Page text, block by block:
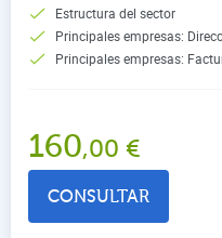
Estructura del sector
Principales empresas:
Principales empresas:
160,00 €
CONSULTAR